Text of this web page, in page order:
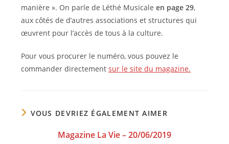
manière ». On parle de Léthé Musicaleen page 29,
aux côtés de d’autres associations et structures qui
œuvrent pour l’accès de tous à la culture.
Pour vous procurer le numéro, vous pouvez le
commander directementsur le site du magazine.
VOUS DEVRIEZ ÉGALEMENT AIMER
Magazine La Vie – 20/06/2019